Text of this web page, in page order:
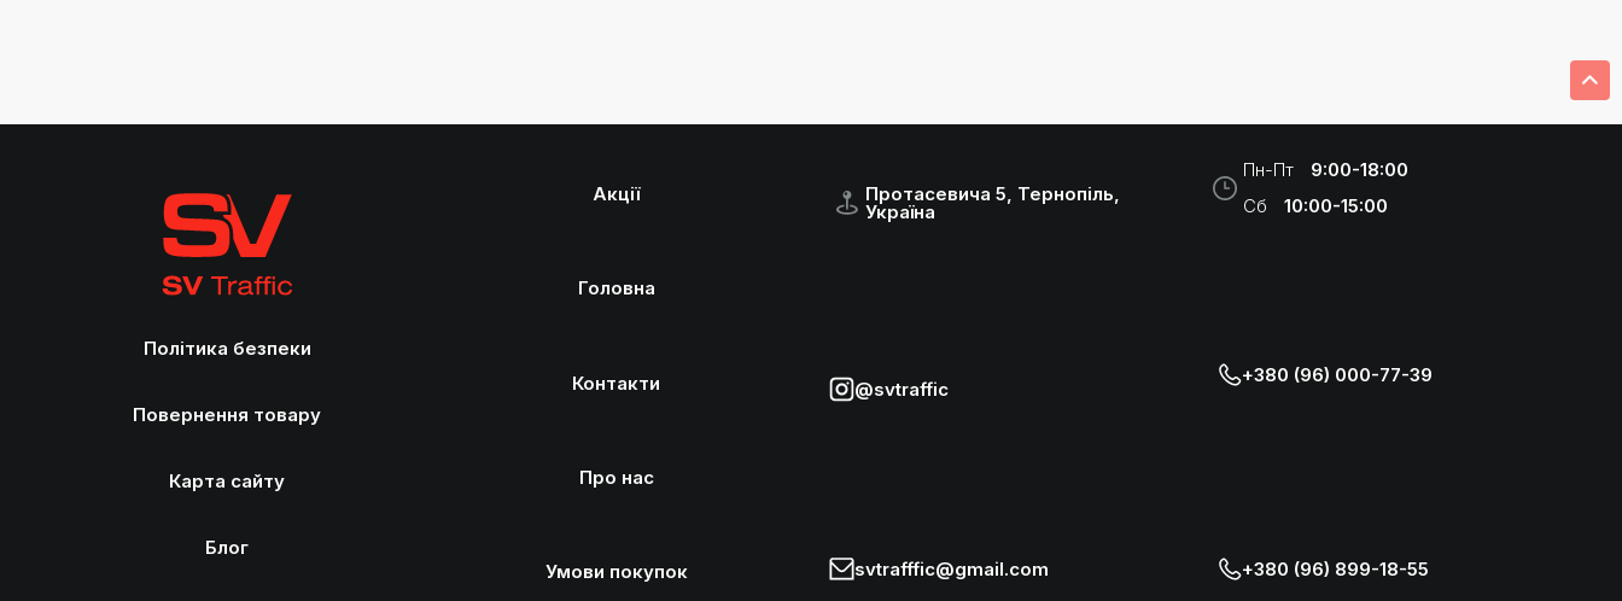
Політика безпеки
Повернення товару
Карта сайту
Блог
Акції
Головна
Контакти
Про нас
Умови покупок
Протасевича 5, Тернопіль,
Україна
@svtraffic
svtrafffic@gmail.com
Пн-Пт
9:00-18:00
Сб
10:00-15:00
+380 (96) 000-77-39
+380 (96) 899-18-55